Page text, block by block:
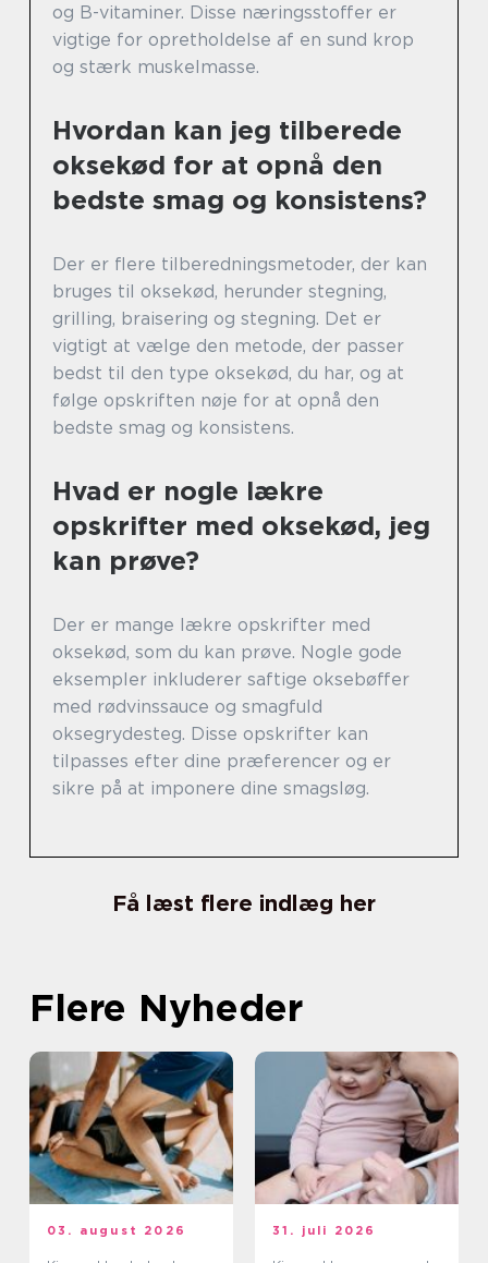
og B-vitaminer. Disse næringsstoffer er
vigtige for opretholdelse af en sund krop
og stærk muskelmasse.
Hvordan kan jeg tilberede
oksekød for at opnå den
bedste smag og konsistens?
Der er flere tilberedningsmetoder, der kan
bruges til oksekød, herunder stegning,
grilling, braisering og stegning. Det er
vigtigt at vælge den metode, der passer
bedst til den type oksekød, du har, og at
følge opskriften nøje for at opnå den
bedste smag og konsistens.
Hvad er nogle lækre
opskrifter med oksekød, jeg
kan prøve?
Der er mange lækre opskrifter med
oksekød, som du kan prøve. Nogle gode
eksempler inkluderer saftige oksebøffer
med rødvinssauce og smagfuld
oksegrydesteg. Disse opskrifter kan
tilpasses efter dine præferencer og er
sikre på at imponere dine smagsløg.
Få læst flere indlæg her
Flere Nyheder
03. august 2026 31. juli 2026